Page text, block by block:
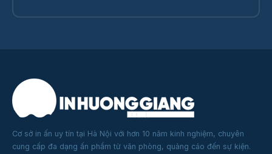
Cơ sở in ấn uy tín tại Hà Nội với hơn 10 năm kinh nghiệm, chuyên
cung cấp đa dạng ấn phẩm từ văn phòng, quảng cáo đến sự kiện.